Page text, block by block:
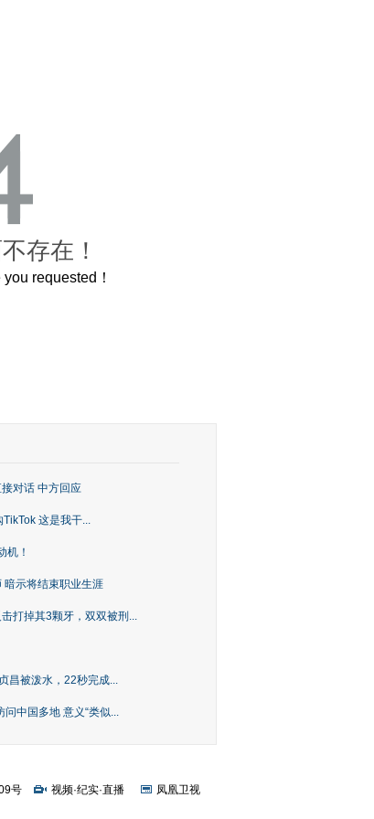
存在！
requested！
对话 中方回应
这是我干...
机！
暗示将结束职业生涯
打掉其3颗牙，双双被刑...
昌被泼水，22秒完成...
中国多地 意义“类似...
号 视频·纪实·直播
凤凰卫视